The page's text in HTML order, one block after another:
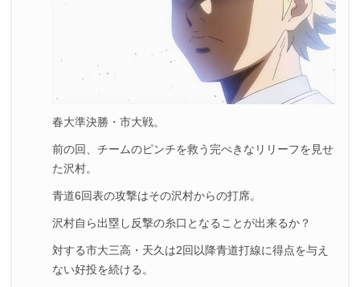
春大準決勝・市大戦。
前の回、チームのピンチを救う完ぺきなリリーフを見せ
た沢村。
青道6回表の攻撃はその沢村からの打席。
沢村自ら出塁し反撃の糸口となることが出来るか？
対する市大三高・天久は2回以降青道打線に得点を与え
ない好投を続ける。